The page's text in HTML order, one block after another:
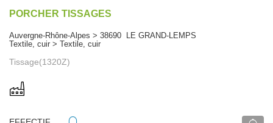
PORCHER TISSAGES
Auvergne-Rhône-Alpes > 38690 LE GRAND-LEMPS
Textile, cuir > Textile, cuir
Tissage(1320Z)